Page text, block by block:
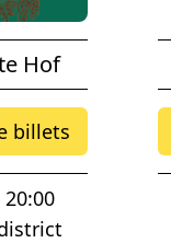
Hof
billets